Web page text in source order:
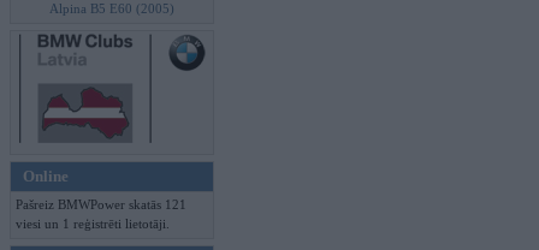
Alpina B5 E60 (2005)
Online
Pašreiz BMWPower skatās 121
viesi un 1 reģistrēti lietotāji.